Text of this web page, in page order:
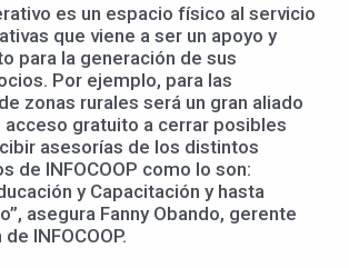
es un espacio físico al servicio
que viene a ser un apoyo y
para la generación de sus
Por ejemplo, para las
zonas rurales será un gran aliado
acceso gratuito a cerrar posibles
asesorías de los distintos
de INFOCOOP como lo son:
y Capacitación y hasta
asegura Fanny Obando, gerente
INFOCOOP.